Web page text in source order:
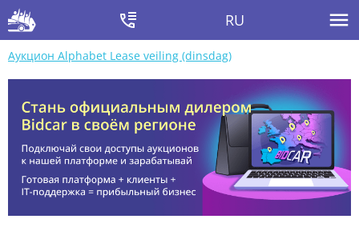
RU
Аукцион Alphabet Lease veiling (dinsdag)